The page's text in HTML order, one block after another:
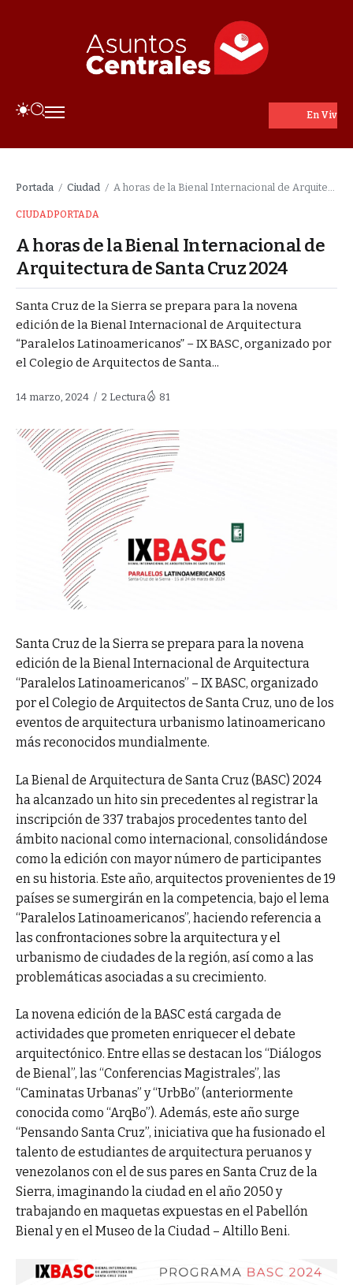
Portada / Ciudad / A horas de la Bienal Internacional de Arquitectura de Santa Cruz 2024
CIUDADPORTADA
A horas de la Bienal Internacional de
Arquitectura de Santa Cruz 2024
Santa Cruz de la Sierra se prepara para la novena
edición de la Bienal Internacional de Arquitectura
“Paralelos Latinoamericanos” – IX BASC, organizado por
el Colegio de Arquitectos de Santa...
14 marzo, 2024 2 Lectura 81
Santa Cruz de la Sierra se prepara para la novena
edición de la Bienal Internacional de Arquitectura
“Paralelos Latinoamericanos” – IX BASC, organizado
por el Colegio de Arquitectos de Santa Cruz, uno de los
eventos de arquitectura urbanismo latinoamericano
más reconocidos mundialmente.
La Bienal de Arquitectura de Santa Cruz (BASC) 2024
ha alcanzado un hito sin precedentes al registrar la
inscripción de 337 trabajos procedentes tanto del
ámbito nacional como internacional, consolidándose
como la edición con mayor número de participantes
en su historia. Este año, arquitectos provenientes de 19
países se sumergirán en la competencia, bajo el lema
“Paralelos Latinoamericanos”, haciendo referencia a
las confrontaciones sobre la arquitectura y el
urbanismo de ciudades de la región, así como a las
problemáticas asociadas a su crecimiento.
La novena edición de la BASC está cargada de
actividades que prometen enriquecer el debate
arquitectónico. Entre ellas se destacan los “Diálogos
de Bienal”, las “Conferencias Magistrales”, las
“Caminatas Urbanas” y “UrbBo” (anteriormente
conocida como “ArqBo”). Además, este año surge
“Pensando Santa Cruz”, iniciativa que ha fusionado el
talento de estudiantes de arquitectura peruanos y
venezolanos con el de sus pares en Santa Cruz de la
Sierra, imaginando la ciudad en el año 2050 y
trabajando en maquetas expuestas en el Pabellón
Bienal y en el Museo de la Ciudad – Altillo Beni.